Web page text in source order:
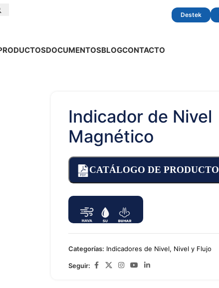
Destek
DOCUMENTOSBLOGCONTACTO
Indicador de Nivel
Magnético
CATÁLOGO DE PRODUCTO
Categorías: Indicadores de Nivel, Nivel y Flujo
Seguir: